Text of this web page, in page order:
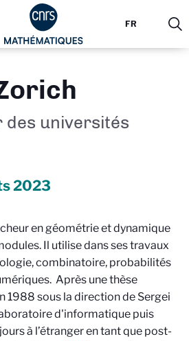
FR
des universités
2023
en géométrie et dynamique
Il utilise dans ses travaux
combinatoire, probabilités
Après une thèse
1988 sous la direction de Sergei
d'informatique puis
à l’étranger en tant que post-